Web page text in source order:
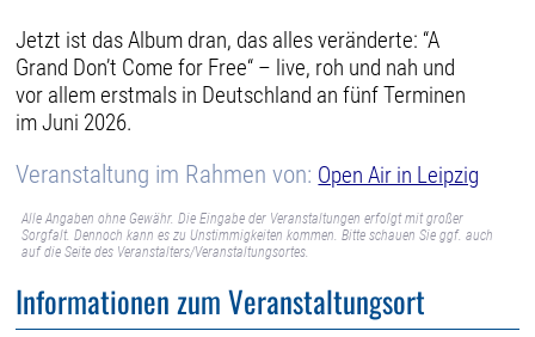
Jetzt ist das Album dran, das alles veränderte: “A
Grand Don’t Come for Free“ – live, roh und nah und
vor allem erstmals in Deutschland an fünf Terminen
im Juni 2026.
Veranstaltung im Rahmen von: Open Air in Leipzig
Alle Angaben ohne Gewähr. Die Eingabe der Veranstaltungen erfolgt mit großer
Sorgfalt. Dennoch kann es zu Unstimmigkeiten kommen. Bitte schauen Sie ggf. auch
auf die Seite des Veranstalters/Veranstaltungsortes.
Informationen zum Veranstaltungsort